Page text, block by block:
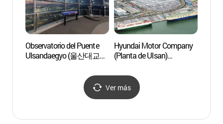
Observatorio del Puente
Ulsandaegyo (울산대교
Hyundai Motor Company
(Planta de Ulsan)
Ver más